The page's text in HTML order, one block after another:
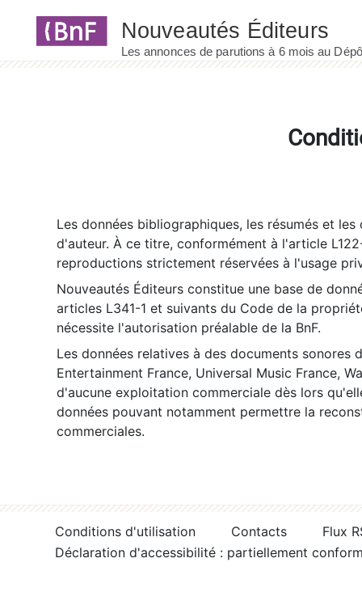
Les données bibliographiques, les résumés et
d'auteur. À ce titre, conformément à l'article
reproductions strictement réservées à l'usage
Nouveautés Éditeurs constitue une base de
articles L341-1 et suivants du Code de la
nécessite l'autorisation préalable de la BnF.
Les données relatives à des documents sonores
Entertainment France, Universal Music France,
d'aucune exploitation commerciale dès lors
données pouvant notamment permettre la
commerciales.
Conditions d'utilisation Contacts
Flux
Déclaration d'accessibilité : partiellement